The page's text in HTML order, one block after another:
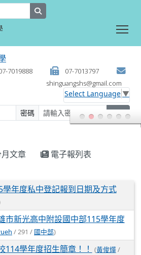
7019888
07-7013797
shinguangshs@gmail.com
Select Language ▼
密碼 登入
文章 電子報列表
學年度私中登記報到日期及方式
市新光高中附設國中部115學年度
/ 291 / 國中部)
114學年度招生簡章！！ (黃俊燁/